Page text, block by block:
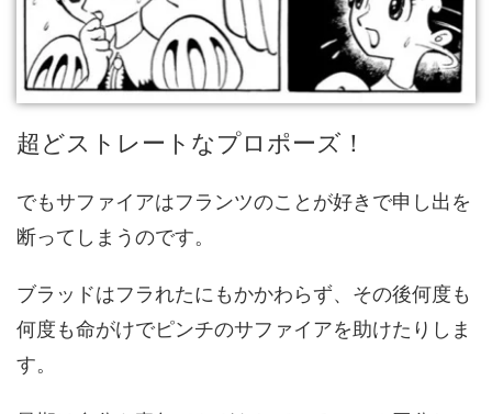
超どストレートなプロポーズ！
でもサファイアはフランツのことが好きで申し出を
断ってしまうのです。
ブラッドはフラれたにもかかわらず、その後何度も
何度も命がけでピンチのサファイアを助けたりしま
す。